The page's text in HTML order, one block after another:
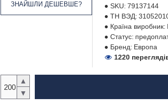
ЗНАЙШЛИ ДЕШЕВШЕ?
SKU: 79137144
ТН ВЭД:
Країна виробник:
Статус:
Бренд: Европа
1220
▲
▼